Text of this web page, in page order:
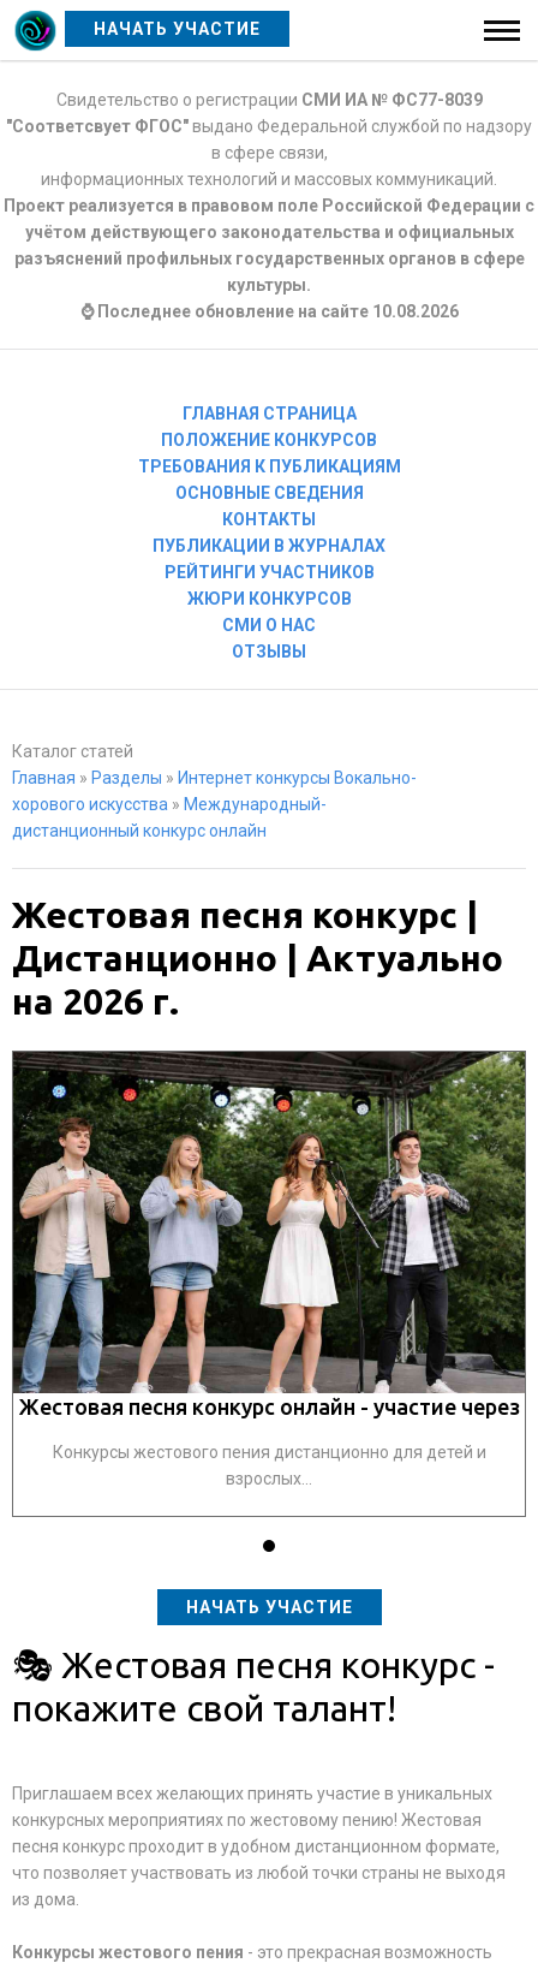
НАЧАТЬ УЧАСТИЕ
Свидетельство о регистрации СМИ ИА № ФС77-8039
"Соответсвует ФГОС"выдано Федеральной службой по надзору
в сфере связи,
информационных технологий и массовых коммуникаций.
Проект реализуется в правовом поле Российской Федерации с
учётом действующего законодательства и официальных
разъяснений профильных государственных органов в сфере
культуры.
⌚ Последнее обновление на сайте 10.08.2026
ГЛАВНАЯ СТРАНИЦА
ПОЛОЖЕНИЕ КОНКУРСОВ
ТРЕБОВАНИЯ К ПУБЛИКАЦИЯМ
ОСНОВНЫЕ СВЕДЕНИЯ
КОНТАКТЫ
ПУБЛИКАЦИИ В ЖУРНАЛАХ
РЕЙТИНГИ УЧАСТНИКОВ
ЖЮРИ КОНКУРСОВ
СМИ О НАС
ОТЗЫВЫ
Каталог статей
Главная » Разделы » Интернет конкурсы Вокально-
хорового искусства » Международный-
дистанционный конкурс онлайн
Жестовая песня конкурс |
Дистанционно | Актуально
на 2026 г.
Жестовая песня конкурс онлайн - участие через
Конкурсы жестового пения дистанционно для детей и
взрослых...
НАЧАТЬ УЧАСТИЕ
🎭 Жестовая песня конкурс -
покажите свой талант!
Приглашаем всех желающих принять участие в уникальных
конкурсных мероприятиях по жестовому пению! Жестовая
песня конкурс проходит в удобном дистанционном формате,
что позволяет участвовать из любой точки страны не выходя
из дома.
Конкурсы жестового пения - это прекрасная возможность